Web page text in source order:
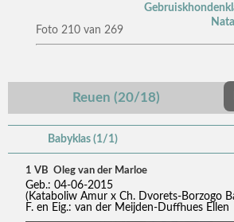
Foto 210 van 269
Reuen (20/18)
Babyklas (1/1)
1 VB Oleg van der Marloe
Geb.: 04-06-2015
(Kataboliw Amur x Ch. Dvorets-Borzogo
F. en Eig.: van der Meijden-Duffhues Ellen